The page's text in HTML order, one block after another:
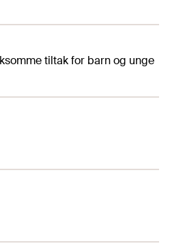
tiltak for barn og unge